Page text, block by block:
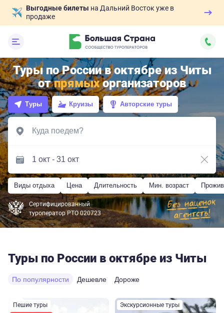
Выгодные билеты на Дальний Восток уже в
продаже
Туры по России в октябре из Читы
отпрямыхорганизаторов
Туры Круизы Авторские туры
Виды отдыха Цена Длительность Мин. возраст
Сертифицированный
туроператор РТО 020723
Туры по России в октябре из Читы
По популярности Дешевле Дороже
Пешие туры
Экскурсионные туры